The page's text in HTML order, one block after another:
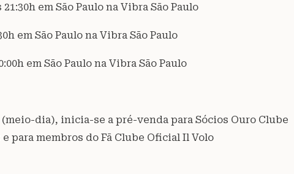
em São Paulo na Vibra São Paulo
em São Paulo na Vibra São Paulo
em São Paulo na Vibra São Paulo
(meio-dia), inicia-se a pré-venda para Sócios Ouro Clube
e para membros do Fã Clube Oficial Il Volo